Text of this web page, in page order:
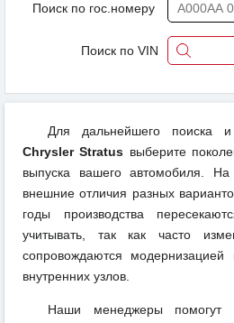
Поиск по гос.номеру
Поиск по VIN
Для дальнейшего поиска
Chrysler Stratus выберите
выпуска вашего автомобиля.
внешние отличия разных
годы производства
учитывать, так как часто
сопровождаются
внутренних узлов.
Наши менеджеры помогут